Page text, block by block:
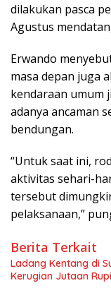
dilakukan pasca
Agustus
Erwando
masa depan juga
kendaraan umum
adanya ancaman
bendungan.
“Untuk saat ini,
aktivitas sehari-
tersebut
pelaksanaan,”
Berita Terkait
Ladang Kentang di
Kerugian Jutaan